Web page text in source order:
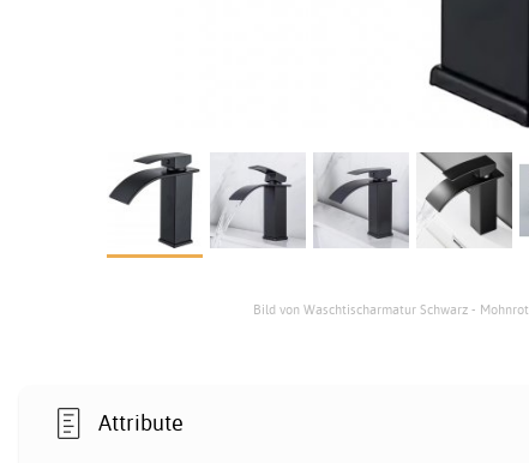
Bild von Waschtischarmatur Schwarz - Mohnrot
Attribute